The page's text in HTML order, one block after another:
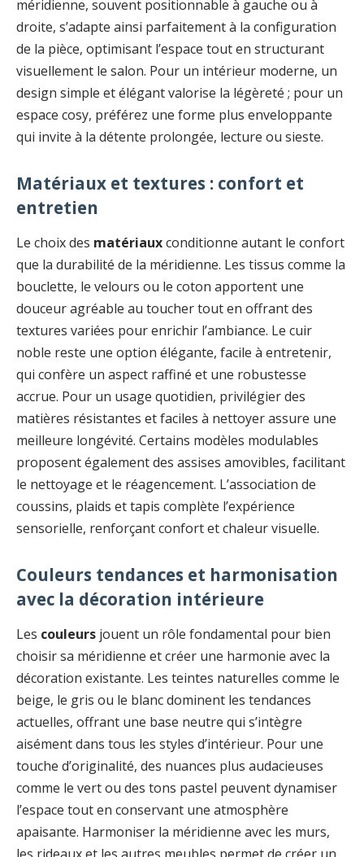
méridienne, souvent positionnable à gauche ou à
droite, s’adapte ainsi parfaitement à la configuration
de la pièce, optimisant l’espace tout en structurant
visuellement le salon. Pour un intérieur moderne, un
design simple et élégant valorise la légèreté ; pour un
espace cosy, préférez une forme plus enveloppante
qui invite à la détente prolongée, lecture ou sieste.
Matériaux et textures : confort et
entretien
Le choix des matériauxconditionne autant le confort
que la durabilité de la méridienne. Les tissus comme la
bouclette, le velours ou le coton apportent une
douceur agréable au toucher tout en offrant des
textures variées pour enrichir l’ambiance. Le cuir
noble reste une option élégante, facile à entretenir,
qui confère un aspect raffiné et une robustesse
accrue. Pour un usage quotidien, privilégier des
matières résistantes et faciles à nettoyer assure une
meilleure longévité. Certains modèles modulables
proposent également des assises amovibles, facilitant
le nettoyage et le réagencement. L’association de
coussins, plaids et tapis complète l’expérience
sensorielle, renforçant confort et chaleur visuelle.
Couleurs tendances et harmonisation
avec la décoration intérieure
Les couleurs jouent un rôle fondamental pour bien
choisir sa méridienne et créer une harmonie avec la
décoration existante. Les teintes naturelles comme le
beige, le gris ou le blanc dominent les tendances
actuelles, offrant une base neutre qui s’intègre
aisément dans tous les styles d’intérieur. Pour une
touche d’originalité, des nuances plus audacieuses
comme le vert ou des tons pastel peuvent dynamiser
l’espace tout en conservant une atmosphère
apaisante. Harmoniser la méridienne avec les murs,